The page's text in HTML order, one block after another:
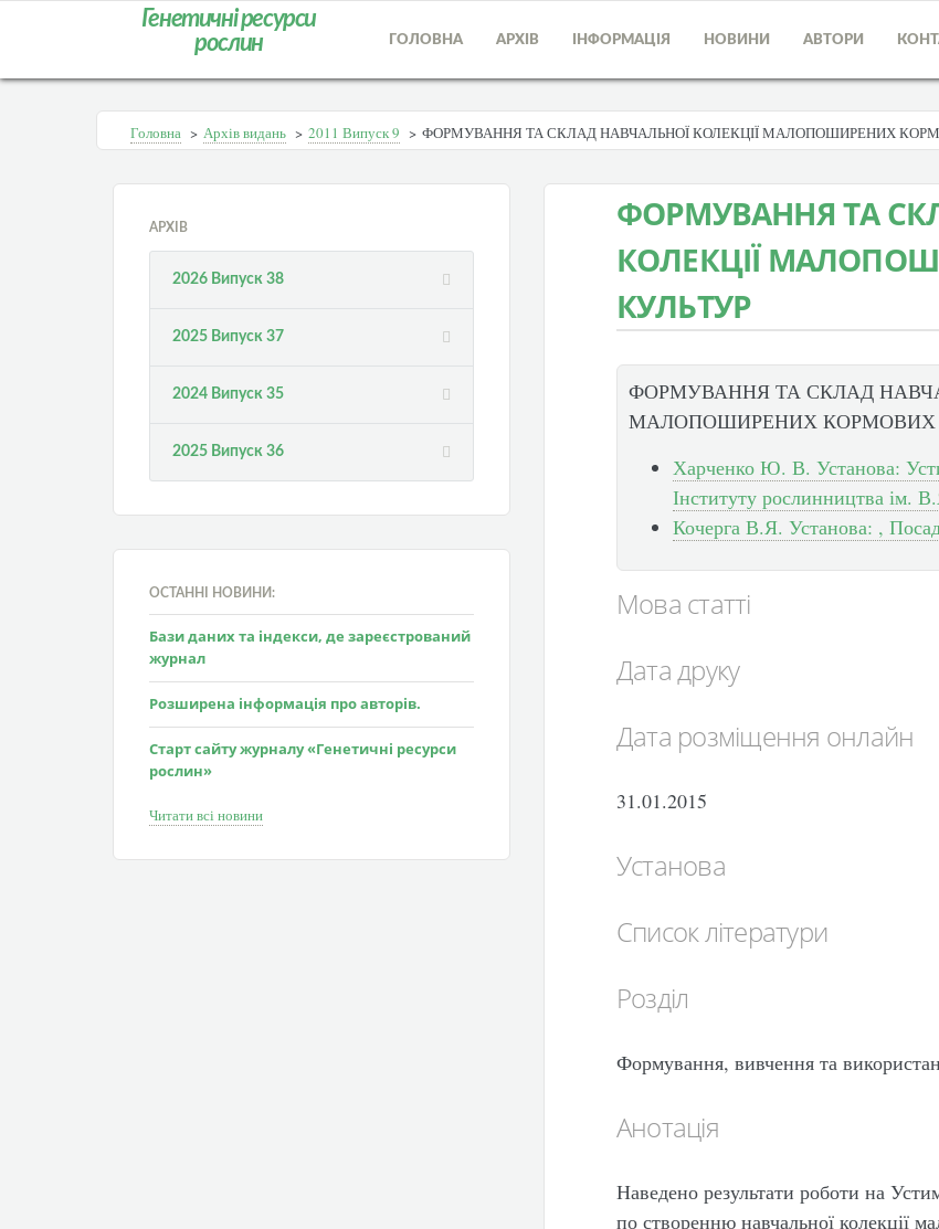
Генетичні ресурси
рослин
ГОЛОВНА АРХІВ ІНФОРМАЦІЯ НОВИНИ АВТОРИ
Головна > Архів видань > 2011 Випуск 9 > ФОРМУВАННЯ ТА СКЛАД НАВЧАЛЬНОЇ КОЛЕКЦІЇ МАЛОПОШИРЕНИХ
АРХІВ
2026 Випуск 38
2025 Випуск 37
2024 Випуск 35
2025 Випуск 36
ОСТАННІ НОВИНИ:
Бази даних та індекси, де зареєстрований
журнал
Розширена інформація про авторів.
Старт сайту журналу «Генетичні ресурси
рослин»
Читати всі новини
ФОРМУВАННЯ ТА
КОЛЕКЦІЇ
КУЛЬТУР
ФОРМУВАННЯ ТА СКЛАД
МАЛОПОШИРЕНИХ КОРМОВИХ
Харченко Ю. В. Установа:
Інституту рослинництва
Кочерга В.Я. Установа: ,
Мова статті
Дата друку
Дата розміщення онлайн
31.01.2015
Установа
Список літератури
Розділ
Формування, вивчення та
Анотація
Наведено результати роботи на
по створенню навчальної колекції